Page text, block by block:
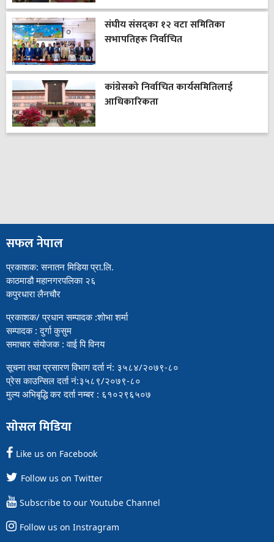
संघीय संसद्का १२ वटा समितिका
सभापतिहरू निर्वाचित
कांग्रेसको निर्वाचित कार्यसमितिलाई
आधिकारिकता
सफल नेपाल
प्रकाशक: सनातन मिडिया प्रा.लि.
काठमाडौ महानगरपलिका २६
कपुरधारा लैनचौर
प्रकाशक/ प्रधान सम्पादक :शोभा शर्मा
सम्पादक : दुर्गा कुसुम
समाचार संयोजक : वाई पि विनय
सूचना तथा प्रसारण विभाग दर्ता नं: ३५८४/२०७९-८०
प्रेस काउन्सिल दर्ता नं:३५८९/२०७९-८०
मुल्य अभिबृद्धि कर दर्ता नम्बर : ६१०२९६५०७
सोसल मिडिया
Like us on Facebook
Follow us on Twitter
Subscribe to our Youtube Channel
Follow us on Instragram